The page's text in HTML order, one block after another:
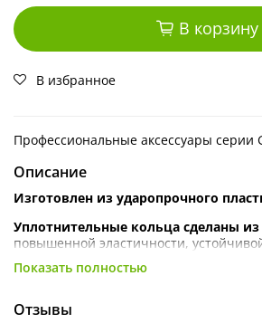
В корзину
В избранное
Профессиональные аксессуары серии
Описание
Изготовлен из ударопрочного
Уплотнительные кольца сделаны из
повышенной эластичности,
и химическим воздействиям;
без перекрытия подачи воды;
Показать полностью
Отзывы